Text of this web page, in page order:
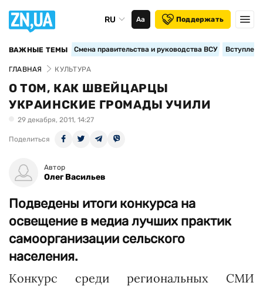
RU Аа Поддержать
ВАЖНЫЕ ТЕМЫ Смена правительства и руководства ВСУ
ГЛАВНАЯ КУЛЬТУРА
О ТОМ, КАК ШВЕЙЦАРЦЫ
УКРАИНСКИЕ ГРОМАДЫ УЧИЛИ
29 декабря, 2011, 14:27
Поделиться
Автор
Олег Васильев
Подведены итоги конкурса на
освещение в медиа лучших практик
самоорганизации сельского
населения.
Конкурс среди региональных СМИ